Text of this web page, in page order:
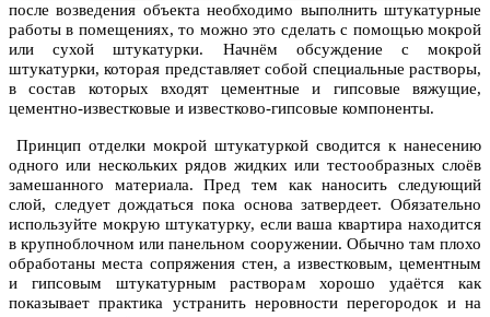
после возведения объекта необходимо выполнить штукатурные
работы в помещениях, то можно это сделать с помощью мокрой
или сухой штукатурки. Начнём обсуждение с мокрой
штукатурки, которая представляет собой специальные растворы,
в состав которых входят цементные и гипсовые вяжущие,
цементно-известковые и известково-гипсовые компоненты.
Принцип отделки мокрой штукатуркой сводится к нанесению
одного или нескольких рядов жидких или тестообразных слоёв
замешанного материала. Пред тем как наносить следующий
слой, следует дождаться пока основа затвердеет. Обязательно
используйте мокрую штукатурку, если ваша квартира находится
в крупноблочном или панельном сооружении. Обычно там плохо
обработаны места сопряжения стен, а известковым, цементным
и гипсовым штукатурным растворам хорошо удаётся как
показывает практика устранить неровности перегородок и на